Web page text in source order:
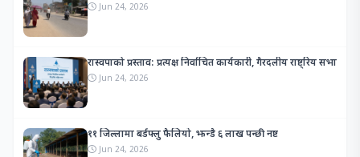
Jun 24, 2026
रास्वपाको प्रस्ताव: प्रत्यक्ष निर्वाचित कार्यकारी, गैरदलीय राष्ट्रिय सभा
Jun 24, 2026
११ जिल्लामा बर्डफ्लु फैलियो, झन्डै ६ लाख पन्छी नष्ट
Jun 24, 2026